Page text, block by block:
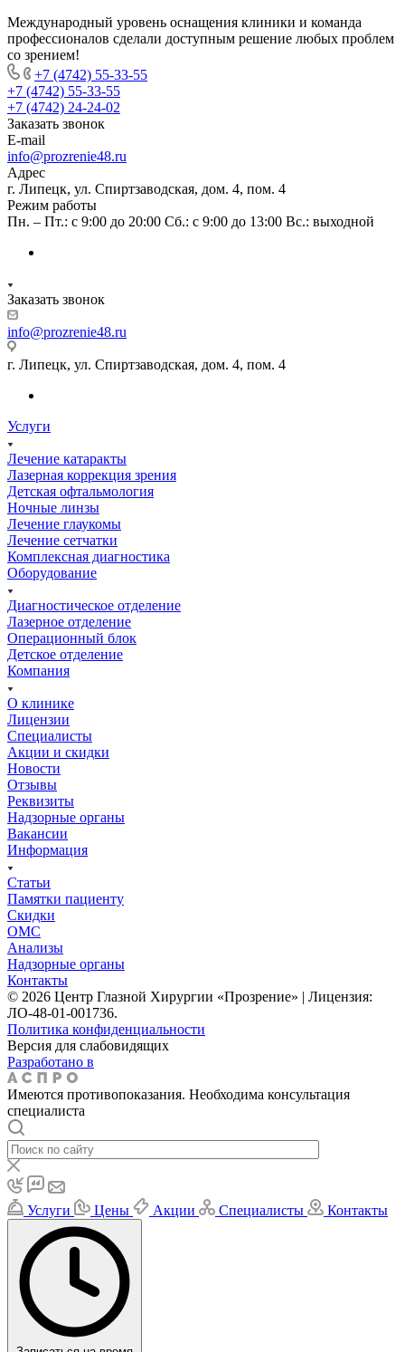
Международный уровень оснащения клиники и команда
профессионалов сделали доступным решение любых проблем
со зрением!
+7 (4742) 55-33-55
+7 (4742) 55-33-55
+7 (4742) 24-24-02
Заказать звонок
E-mail
info@prozrenie48.ru
Адрес
г. Липецк, ул. Спиртзаводская, дом. 4, пом. 4
Режим работы
Пн. – Пт.: с 9:00 до 20:00 Сб.: с 9:00 до 13:00 Вс.: выходной
Заказать звонок
info@prozrenie48.ru
г. Липецк, ул. Спиртзаводская, дом. 4, пом. 4
Услуги
Лечение катаракты
Лазерная коррекция зрения
Детская офтальмология
Ночные линзы
Лечение глаукомы
Лечение сетчатки
Комплексная диагностика
Оборудование
Диагностическое отделение
Лазерное отделение
Операционный блок
Детское отделение
Компания
О клинике
Лицензии
Специалисты
Акции и скидки
Новости
Отзывы
Реквизиты
Надзорные органы
Вакансии
Информация
Статьи
Памятки пациенту
Скидки
ОМС
Анализы
Надзорные органы
Контакты
© 2026 Центр Глазной Хирургии «Прозрение» | Лицензия:
ЛО-48-01-001736.
Политика конфиденциальности
Версия для слабовидящих
Разработано в
Имеются противопоказания. Необходима консультация
специалиста
Услуги Цены Акции Специалисты Контакты